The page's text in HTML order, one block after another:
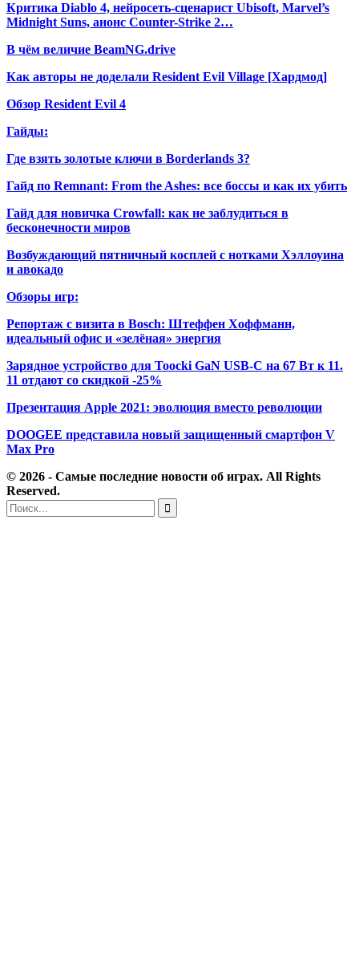
Критика Diablo 4, нейросеть-сценарист Ubisoft, Marvel’s
Midnight Suns, анонс Counter-Strike 2…
В чём величие BeamNG.drive
Как авторы не доделали Resident Evil Village [Хардмод]
Обзор Resident Evil 4
Гайды:
Где взять золотые ключи в Borderlands 3?
Гайд по Remnant: From the Ashes: все боссы и как их убить
Гайд для новичка Crowfall: как не заблудиться в
бесконечности миров
Возбуждающий пятничный косплей с нотками Хэллоуина
и авокадо
Обзоры игр:
Репортаж с визита в Bosch: Штеффен Хоффманн,
идеальный офис и «зелёная» энергия
Зарядное устройство для Toocki GaN USB-C на 67 Вт к 11.
11 отдают со скидкой -25%
Презентация Apple 2021: эволюция вместо революции
DOOGEE представила новый защищенный смартфон V
Max Pro
© 2026 - Самые последние новости об играх. All Rights
Reserved.